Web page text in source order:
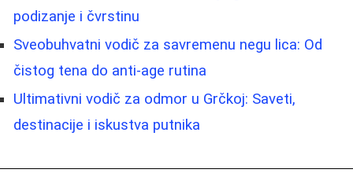
podizanje i čvrstinu
Sveobuhvatni vodič za savremenu negu lica: Od
čistog tena do anti-age rutina
Ultimativni vodič za odmor u Grčkoj: Saveti,
destinacije i iskustva putnika